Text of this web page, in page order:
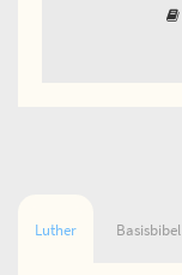
Luther Basisbibel